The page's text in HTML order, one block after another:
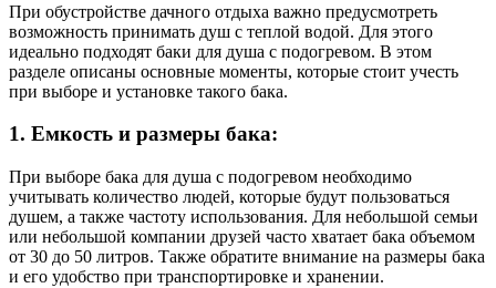
При обустройстве дачного отдыха важно предусмотреть
возможность принимать душ с теплой водой. Для этого
идеально подходят баки для душа с подогревом. В этом
разделе описаны основные моменты, которые стоит учесть
при выборе и установке такого бака.
1. Емкость и размеры бака:
При выборе бака для душа с подогревом необходимо
учитывать количество людей, которые будут пользоваться
душем, а также частоту использования. Для небольшой семьи
или небольшой компании друзей часто хватает бака объемом
от 30 до 50 литров. Также обратите внимание на размеры бака
и его удобство при транспортировке и хранении.